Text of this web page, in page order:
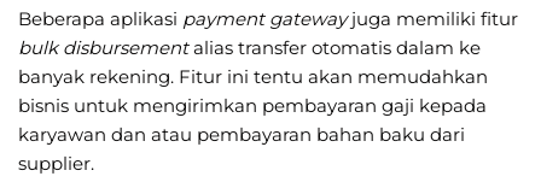
Beberapa aplikasi payment gatewayjuga memiliki fitur
bulk disbursementalias transfer otomatis dalam ke
banyak rekening. Fitur ini tentu akan memudahkan
bisnis untuk mengirimkan pembayaran gaji kepada
karyawan dan atau pembayaran bahan baku dari
supplier.